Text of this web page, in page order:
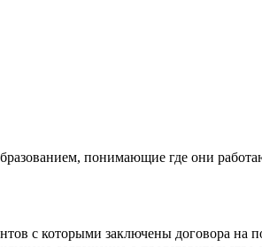
понимающие где они
с которыми заключены договора